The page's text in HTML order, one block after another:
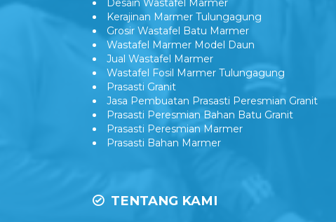
Desain Wastafel Marmer
Kerajinan Marmer Tulungagung
Grosir Wastafel Batu Marmer
Wastafel Marmer Model Daun
Jual Wastafel Marmer
Wastafel Fosil Marmer Tulungagung
Prasasti Granit
Jasa Pembuatan Prasasti Peresmian Granit
Prasasti Peresmian Bahan Batu Granit
Prasasti Peresmian Marmer